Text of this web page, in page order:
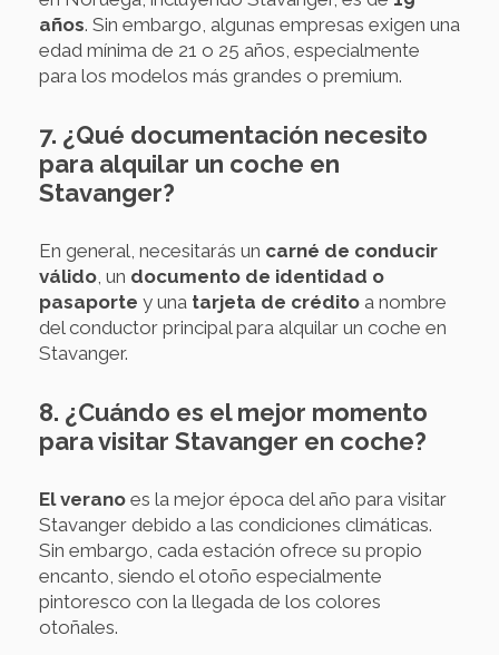
años. Sin embargo, algunas empresas exigen una
edad mínima de 21 o 25 años, especialmente
para los modelos más grandes o premium.
7. ¿Qué documentación necesito
para alquilar un coche en
Stavanger?
En general, necesitarás un carné de conducir
válido , un documento de identidad o
pasaporte y una tarjeta de crédito a nombre
del conductor principal para alquilar un coche en
Stavanger.
8. ¿Cuándo es el mejor momento
para visitar Stavanger en coche?
El verano es la mejor época del año para visitar
Stavanger debido a las condiciones climáticas.
Sin embargo, cada estación ofrece su propio
encanto, siendo el otoño especialmente
pintoresco con la llegada de los colores
otoñales.